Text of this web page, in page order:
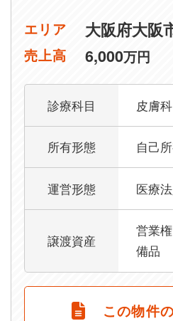
エリア 大阪府大阪
売上高 6,000万円
診療科目 皮膚
所有形態 自己
運営形態 医療
譲渡資産
営業
備品
この物件